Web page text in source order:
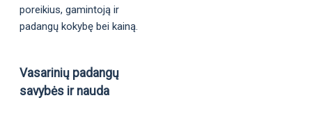
poreikius, gamintoją ir
padangų kokybę bei kainą.
Vasarinių padangų
savybės ir nauda